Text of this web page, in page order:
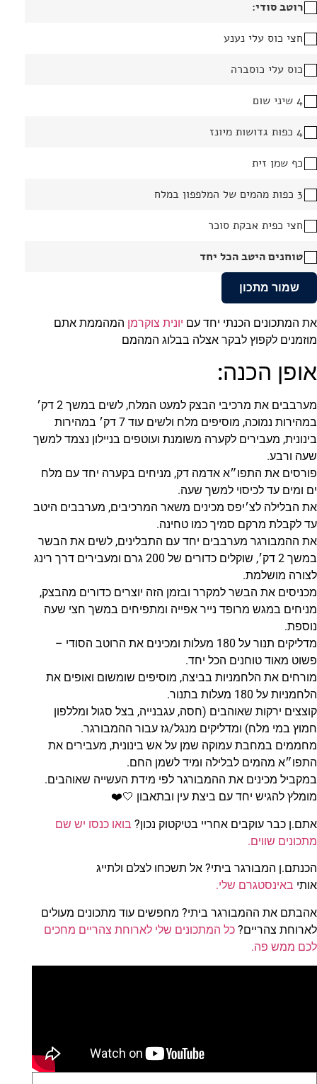
רוטב סודי:
חצי כוס עלי נענע
כוס עלי כוסברה
4 שיני שום
4 כפות גדושות מיונז
כף שמן זית
3 כפות מהמים של המלפפון במלח
חצי כפית אבקת סוכר
טוחנים היטב הכל יחד
שמור מתכון
את המתכונים הכנתי יחד עם יונית צוקרמן המהממת אתם
מוזמנים לקפוץ לבקר אצלה בבלוג המהמם
אופן הכנה:
מערבבים את מרכיבי הבצק למעט המלח, לשים במשך 2 דק׳
במהירות נמוכה, מוסיפים מלח ולשים עוד 7 דק׳ במהירות
בינונית, מעבירים לקערה משומנת ועוטפים בניילון נצמד למשך
שעה ורבע.
פורסים את התפו״א אדמה דק, מניחים בקערה יחד עם מלח
ים ומים עד לכיסוי למשך שעה.
את הבלילה לצ׳יפס מכינים משאר המרכיבים, מערבבים היטב
עד לקבלת מרקם סמיך כמו טחינה.
את ההמבורגר מערבבים יחד עם התבלינים, לשים את הבשר
במשך 2 דק׳, שוקלים כדורים של 200 גרם ומעבירים דרך רינג
לצורה מושלמת.
מכניסים את הבשר למקרר ובזמן הזה יוצרים כדורים מהבצק,
מניחים במגש מרופד נייר אפייה ומתפיחים במשך חצי שעה
נוספת.
מדליקים תנור על 180 מעלות ומכינים את הרוטב הסודי –
פשוט מאוד טוחנים הכל יחד.
מורחים את הלחמניות בביצה, מוסיפים שומשום ואופים את
הלחמניות על 180 מעלות בתנור.
קוצצים ירקות שאוהבים (חסה, עגבנייה, בצל סגול ומללפון
חמוץ במי מלח) ומדליקים מנגל/גז עבור ההמבורגר.
מחממים במחבת עמוקה שמן על אש בינונית, מעבירים את
התפו״א מהמים לבלילה ומיד לשמן החם.
במקביל מכינים את ההמבורגר לפי מידת העשייה שאוהבים.
מומלץ להגיש יחד עם ביצת עין ובתאבון 🤍❤️
אתם.ן כבר עוקבים אחריי בטיקטוק נכון? בואו כנסו יש שם
מתכונים שווים.
הכנתם.ן המבורגר ביתי? אל תשכחו לצלם ולתייג
אותי באינסטגרם שלי.
אהבתם את ההמבורגר ביתי? מחפשים עוד מתכונים מעולים
לארוחת צהריים? כל המתכונים שלי לארוחת צהריים מחכים
לכם ממש פה.